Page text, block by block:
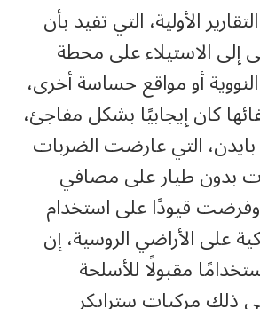
الأولية، التي تفيد بأن
إلى الاستيلاء على محطة
أو مواقع حساسة أخرى،
كان إيجابيًا بشكل مفاجئ،
التي عارضت الضربات
بدون طيار على مصافي
وفرضت قيودًا على استخدام
على الأراضي الروسية، إن
مقبولًا للأسلحة